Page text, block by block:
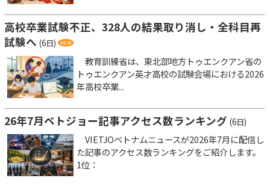
高校卒業試験不正、328人の結果取り消し・全科目再
試験へ (6日)
教育訓練省は、東北部地方トゥエンクアン省の
トゥエンクアン英才高校の試験会場における2026
年高校卒業...
26年7月ベトジョー記事アクセス数ランキング (6日)
VIETJOベトナムニュースが2026年7月に配信し
た記事のアクセス数ランキングをご紹介します。
1位：